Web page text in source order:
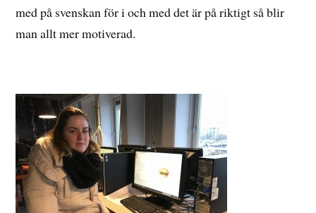
med på svenskan för i och med det är på riktigt så blir
man allt mer motiverad.